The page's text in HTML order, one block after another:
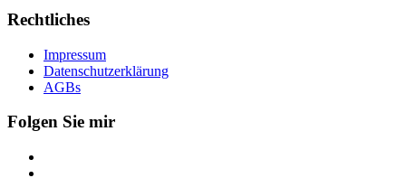
Rechtliches
Impressum
Datenschutzerklärung
AGBs
Folgen Sie mir